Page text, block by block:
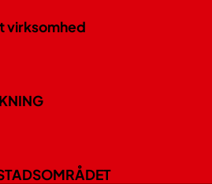
virksomhed